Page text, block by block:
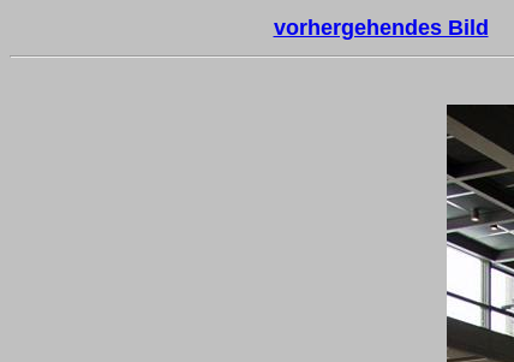
vorhergehendes Bild